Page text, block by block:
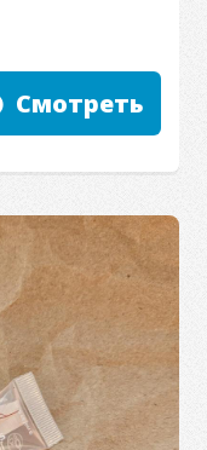
Смотреть